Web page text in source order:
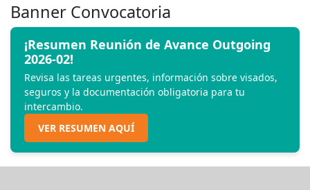
Banner Convocatoria
¡Resumen Reunión de Avance Outgoing
2026-02!
Revisa las tareas urgentes, información sobre visados,
seguros y la documentación obligatoria para tu
intercambio.
VER RESUMEN AQUÍ